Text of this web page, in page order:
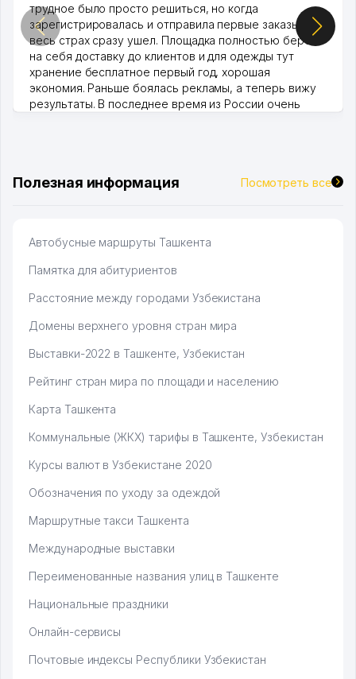
трудное было просто решиться, но когда
зарегистрировалась и отправила первые заказы,
весь страх сразу ушел. Площадка полностью берет
на себя доставку до клиентов и для одежды тут
хранение бесплатное первый год, хорошая
экономия. Раньше боялась рекламы, а теперь вижу
результаты. В последнее время из России очень
Полезная информация Посмотреть все
Автобусные маршруты Ташкента
Памятка для абитуриентов
Расстояние между городами Узбекистана
Домены верхнего уровня стран мира
Выставки-2022 в Ташкенте, Узбекистан
Рейтинг стран мира по площади и населению
Карта Ташкента
Коммунальные (ЖКХ) тарифы в Ташкенте, Узбекистан
Курсы валют в Узбекистане 2020
Обозначения по уходу за одеждой
Маршрутные такси Ташкента
Международные выставки
Переименованные названия улиц в Ташкенте
Национальные праздники
Онлайн-сервисы
Почтовые индексы Республики Узбекистан